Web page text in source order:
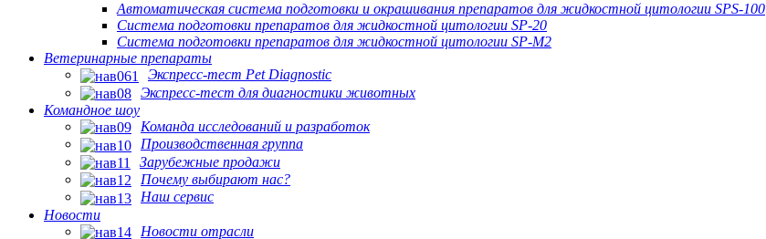
Автоматическая система подготовки и окрашивания препаратов для жидкостной цитологии SPS-100
Система подготовки препаратов для жидкостной цитологии SP-20
Система подготовки препаратов для жидкостной цитологии SP-M2
Ветеринарные препараты
Экспресс-тест Pet Diagnostic
Экспресс-тест для диагностики животных
Командное шоу
Команда исследований и разработок
Производственная группа
Зарубежные продажи
Почему выбирают нас?
Наш сервис
Новости
Новости отрасли